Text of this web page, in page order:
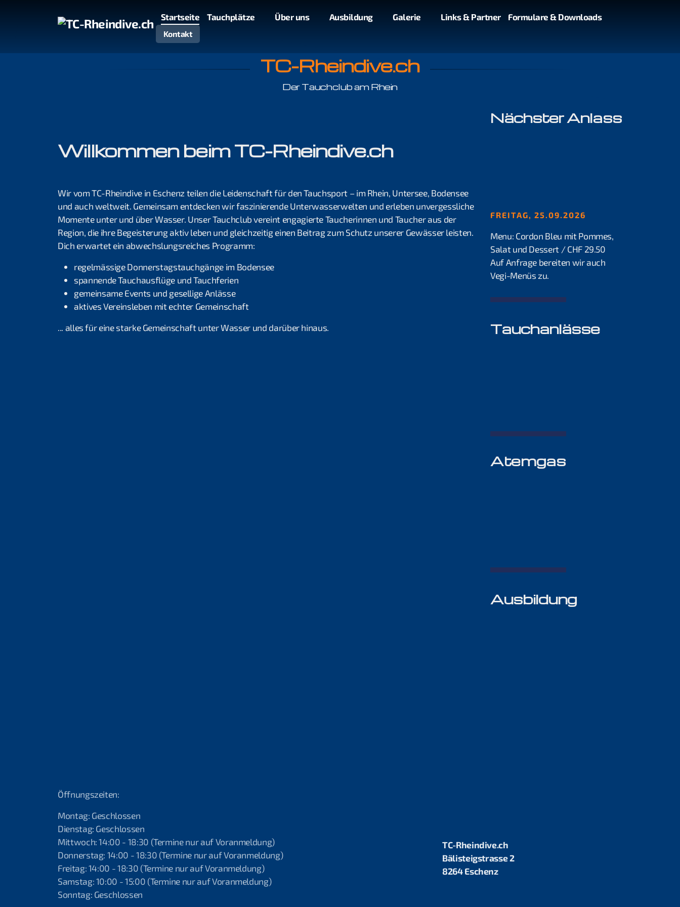
Startseite Tauchplätze Über uns Ausbildung Galerie Links & Partner Formulare & Downloads
Kontakt
TC-Rheindive.ch
Der Tauchclub am Rhein
Willkommen beim TC-Rheindive.ch
Wir vom TC-Rheindive in Eschenz teilen die Leidenschaft für den Tauchsport – im Rhein, Untersee, Bodensee
und auch weltweit. Gemeinsam entdecken wir faszinierende Unterwasserwelten und erleben unvergessliche
Momente unter und über Wasser. Unser Tauchclub vereint engagierte Taucherinnen und Taucher aus der
Region, die ihre Begeisterung aktiv leben und gleichzeitig einen Beitrag zum Schutz unserer Gewässer leisten.
Dich erwartet ein abwechslungsreiches Programm:
regelmässige Donnerstagstauchgänge im Bodensee
spannende Tauchausflüge und Tauchferien
gemeinsame Events und gesellige Anlässe
aktives Vereinsleben mit echter Gemeinschaft
... alles für eine starke Gemeinschaft unter Wasser und darüber hinaus.
Nächster Anlass
FREITAG, 25.09.2026
Menu: Cordon Bleu mit Pommes,
Salat und Dessert / CHF 29.50
Auf Anfrage bereiten wir auch
Vegi-Menüs zu.
Tauchanlässe
Atemgas
Ausbildung
Öffnungszeiten:
Montag: Geschlossen
Dienstag: Geschlossen
Mittwoch: 14:00 - 18:30 (Termine nur auf Voranmeldung)
Donnerstag: 14:00 - 18:30 (Termine nur auf Voranmeldung)
Freitag: 14:00 - 18:30 (Termine nur auf Voranmeldung)
Samstag: 10:00 - 15:00 (Termine nur auf Voranmeldung)
Sonntag: Geschlossen
TC-Rheindive.ch
Bälisteigstrasse 2
8264 Eschenz